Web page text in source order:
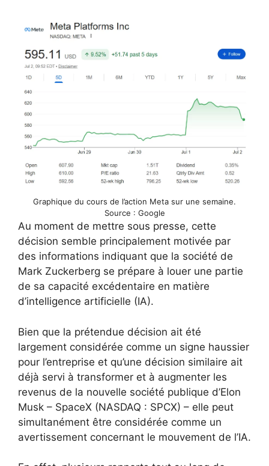
Graphique du cours de l’action Meta sur une semaine.
Source : Google
Au moment de mettre sous presse, cette
décision semble principalement motivée par
des informations indiquant que la société de
Mark Zuckerberg se prépare à louer une partie
de sa capacité excédentaire en matière
d’intelligence artificielle (IA).
Bien que la prétendue décision ait été
largement considérée comme un signe haussier
pour l’entreprise et qu’une décision similaire ait
déjà servi à transformer et à augmenter les
revenus de la nouvelle société publique d’Elon
Musk – SpaceX (NASDAQ : SPCX) – elle peut
simultanément être considérée comme un
avertissement concernant le mouvement de l’IA.